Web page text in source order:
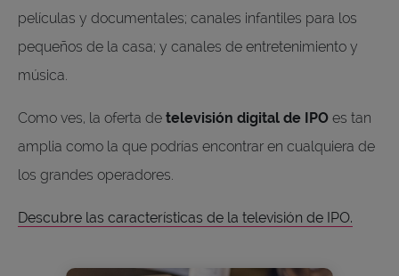
películas y documentales; canales infantiles para los
pequeños de la casa; y canales de entretenimiento y
música.
Como ves, la oferta de televisión digital de IPO es tan
amplia como la que podrías encontrar en cualquiera de
los grandes operadores.
Descubre las características de la televisión de IPO.